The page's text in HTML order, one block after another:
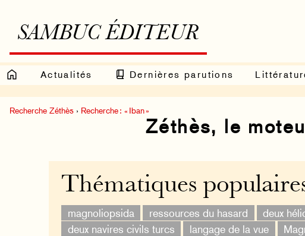
SAMBUC ÉDITEUR
Actualités Dernières parutions
Recherche Zéthès › Recherche : « Iban »
Zéthès, le
Thématiques
magnoliopsida ressources du hasard
deux
deux navires civils turcs
langage de la vue